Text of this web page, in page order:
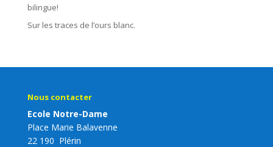
bilingue!
Sur les traces de l’ours blanc.
Nous contacter
Ecole Notre-Dame
Place Marie Balavenne
22 190 Plérin